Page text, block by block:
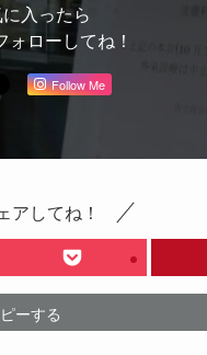
入ったら
ローしてね！
Follow Me
アしてね！
ーする